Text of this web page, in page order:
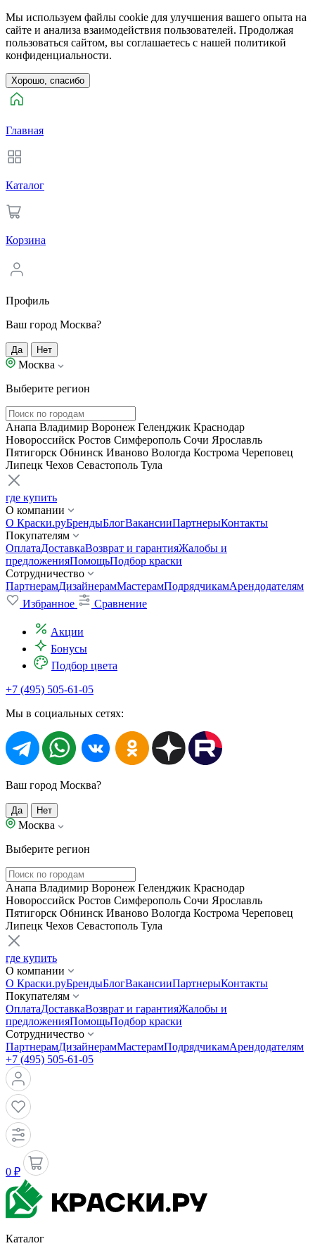
Мы используем файлы cookie для улучшения вашего опыта на
сайте и анализа взаимодействия пользователей. Продолжая
пользоваться сайтом, вы соглашаетесь с нашей политикой
конфиденциальности.
Хорошо, спасибо
Главная
Каталог
Корзина
Профиль
Ваш город Москва?
Да Нет
Москва
Выберите регион
Анапа Владимир Воронеж Геленджик Краснодар
Новороссийск Ростов Симферополь Сочи Ярославль
Пятигорск Обнинск Иваново Вологда Кострома Череповец
Липецк Чехов Севастополь Тула
где купить
О компании
О Краски.руБрендыБлогВакансииПартнерыКонтакты
Покупателям
ОплатаДоставкаВозврат и гарантияЖалобы и
предложенияПомощьПодбор краски
Сотрудничество
ПартнерамДизайнерамМастерамПодрядчикамАрендодателям
Избранное
Сравнение
Акции
Бонусы
Подбор цвета
+7 (495) 505-61-05
Мы в социальных сетях:
Ваш город Москва?
Да Нет
Москва
Выберите регион
Анапа Владимир Воронеж Геленджик Краснодар
Новороссийск Ростов Симферополь Сочи Ярославль
Пятигорск Обнинск Иваново Вологда Кострома Череповец
Липецк Чехов Севастополь Тула
где купить
О компании
О Краски.руБрендыБлогВакансииПартнерыКонтакты
Покупателям
ОплатаДоставкаВозврат и гарантияЖалобы и
предложенияПомощьПодбор краски
Сотрудничество
ПартнерамДизайнерамМастерамПодрядчикамАрендодателям
+7 (495) 505-61-05
0 ₽
Каталог